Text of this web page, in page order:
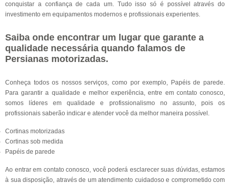
conquistar a confiança de cada um. Tudo isso só é possível através do
investimento em equipamentos modernos e profissionais experientes.
Saiba onde encontrar um lugar que garante a
qualidade necessária quando falamos de
Persianas motorizadas.
Conheça todos os nossos serviços, como por exemplo, Papéis de parede.
Para garantir a qualidade e melhor experiência, entre em contato conosco,
somos líderes em qualidade e profissionalismo no assunto, pois os
profissionais saberão indicar e atender você da melhor maneira possível.
Cortinas motorizadas
Cortinas sob medida
Papéis de parede
Ao entrar em contato conosco, você poderá esclarecer suas dúvidas, estamos
à sua disposição, através de um atendimento cuidadoso e comprometido com